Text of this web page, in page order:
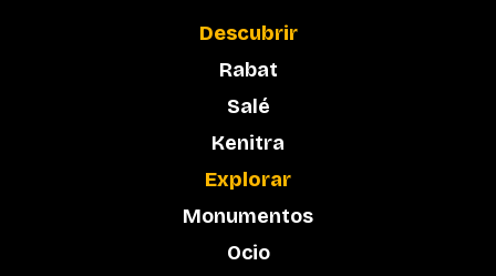
Descubrir
Rabat
Salé
Kenitra
Explorar
Monumentos
Ocio